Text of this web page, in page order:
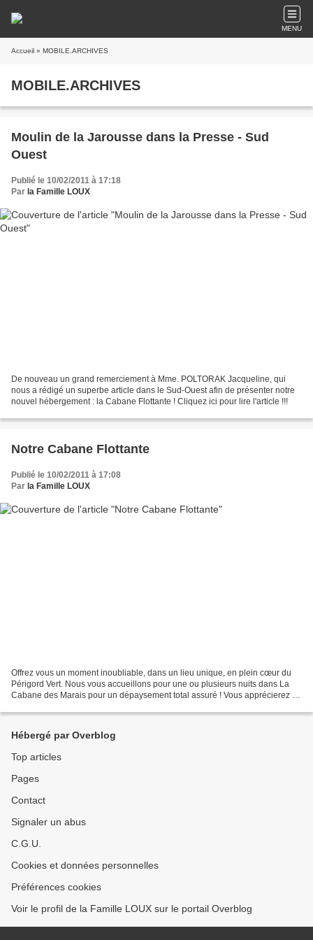
MENU
Accueil » MOBILE.ARCHIVES
MOBILE.ARCHIVES
Moulin de la Jarousse dans la Presse - Sud
Ouest
Publié le 10/02/2011 à 17:18
Par la Famille LOUX
De nouveau un grand remerciement à Mme. POLTORAK Jacqueline, qui
nous a rédigé un superbe article dans le Sud-Ouest afin de présenter notre
nouvel hébergement : la Cabane Flottante ! Cliquez ici pour lire l'article !!!
Notre Cabane Flottante
Publié le 10/02/2011 à 17:08
Par la Famille LOUX
Offrez vous un moment inoubliable, dans un lieu unique, en plein cœur du
Périgord Vert. Nous vous accueillons pour une ou plusieurs nuits dans La
Cabane des Marais pour un dépaysement total assuré ! Vous apprécierez le
Hébergé par Overblog
Top articles
Pages
Contact
Signaler un abus
C.G.U.
Cookies et données personnelles
Préférences cookies
Voir le profil de la Famille LOUX sur le portail Overblog